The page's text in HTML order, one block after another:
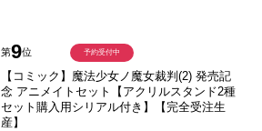
第9位
【コミック】魔法少女ノ魔女裁判(2) 発売記
念 アニメイトセット【アクリルスタンド2種
セット購入用シリアル付き】【完全受注生
産】
予約受付中